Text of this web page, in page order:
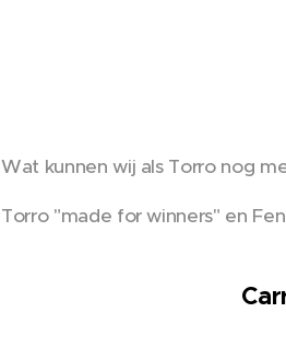
Wat kunnen wij als Torro nog
Torro "made for winners" en